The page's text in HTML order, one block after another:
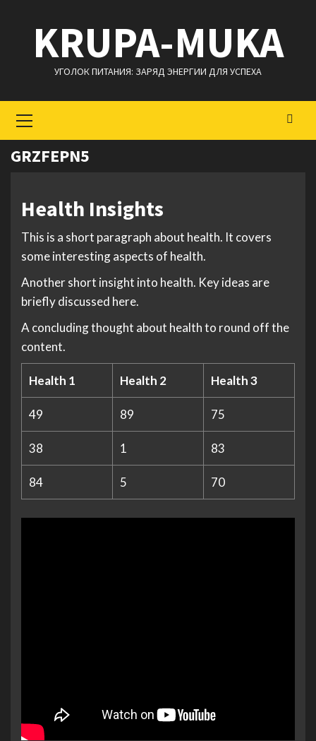
содержимому
KRUPA-MUKA
УГОЛОК ПИТАНИЯ: ЗАРЯД ЭНЕРГИИ ДЛЯ УСПЕХА
меню
GRZFEPN5
Health Insights
This is a short paragraph about health. It covers
some interesting aspects of health.
Another short insight into health. Key ideas are
briefly discussed here.
A concluding thought about health to round off the
content.
Health 1 Health 2 Health 3
49 89 75
38 1 83
84 5 70